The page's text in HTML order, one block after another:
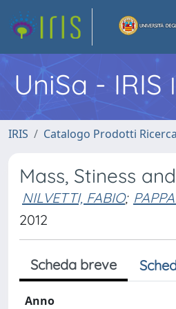
UniSa - IRIS
IRIS Catalogo Prodotti Ricerca
Mass, Stiness
NILVETTI, FABIO;
2012
Scheda breve
Anno